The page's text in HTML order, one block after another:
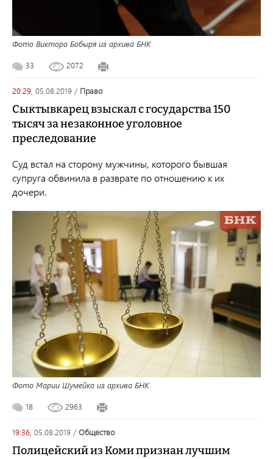
Фото Виктора Бобыря из архива БНК
33 2072
20:29, 05.08.2019 / право
Сыктывкарец взыскал с государства 150
тысяч за незаконное уголовное
преследование
Суд встал на сторону мужчины, которого бывшая
супруга обвинила в разврате по отношению к их
дочери.
Фото Марии Шумейко из архива БНК
18 2963
19:36, 05.08.2019 / общество
Полицейский из Коми признан лучшим